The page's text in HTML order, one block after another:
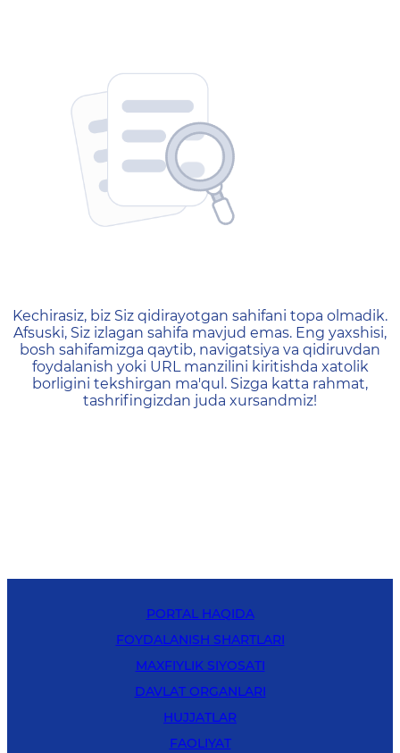
404 — Страница не
Kechirasiz, biz Siz qidirayotgan sahifani topa olmadik.
Afsuski, Siz izlagan sahifa mavjud emas. Eng yaxshisi,
bosh sahifamizga qaytib, navigatsiya va qidiruvdan
foydalanish yoki URL manzilini kiritishda xatolik
borligini tekshirgan ma'qul. Sizga katta rahmat,
tashrifingizdan juda xursandmiz!
PORTAL HAQIDA
FOYDALANISH SHARTLARI
MAXFIYLIK SIYOSATI
DAVLAT ORGANLARI
HUJJATLAR
FAOLIYAT